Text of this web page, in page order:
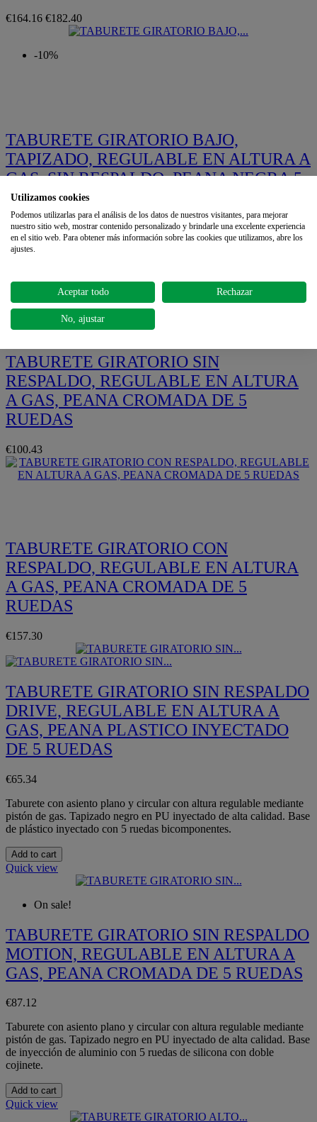
€164.16 €182.40
-10%
TABURETE GIRATORIO BAJO,
TAPIZADO, REGULABLE EN ALTURA A
GAS, SIN RESPALDO, PEANA NEGRA 5
RUEDAS
€100.10 €111.22
Quickview
TABURETE GIRATORIO SIN
RESPALDO, REGULABLE EN ALTURA
A GAS, PEANA CROMADA DE 5
RUEDAS
€100.43
TABURETE GIRATORIO CON
RESPALDO, REGULABLE EN ALTURA
A GAS, PEANA CROMADA DE 5
RUEDAS
€157.30
TABURETE GIRATORIO SIN RESPALDO
DRIVE, REGULABLE EN ALTURA A
GAS, PEANA PLASTICO INYECTADO
DE 5 RUEDAS
€65.34
Taburete con asiento plano y circular con altura regulable mediante
pistón de gas. Tapizado negro en PU inyectado de alta calidad. Base
de plástico inyectado con 5 ruedas bicomponentes.
Add to cart
Quick view
On sale!
TABURETE GIRATORIO SIN RESPALDO
MOTION, REGULABLE EN ALTURA A
GAS, PEANA CROMADA DE 5 RUEDAS
€87.12
Taburete con asiento plano y circular con altura regulable mediante
pistón de gas. Tapizado negro en PU inyectado de alta calidad. Base
de inyección de aluminio con 5 ruedas de silicona con doble
cojinete.
Add to cart
Quick view
Utilizamos cookies
Podemos utilizarlas para el análisis de los datos de nuestros visitantes, para mejorar
nuestro sitio web, mostrar contenido personalizado y brindarle una excelente experiencia
en el sitio web. Para obtener más información sobre las cookies que utilizamos, abre los
ajustes.
Aceptar todo Rechazar
No, ajustar